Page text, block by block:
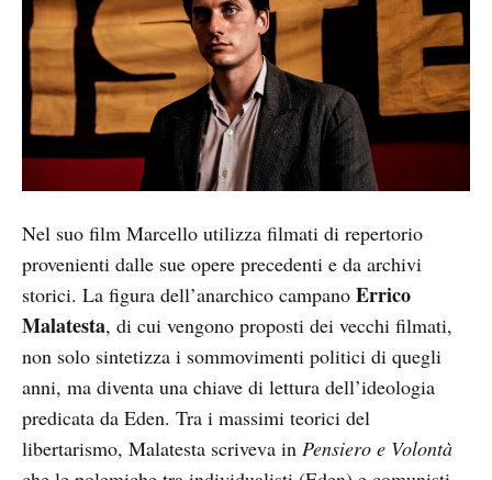
Nel suo film Marcello utilizza filmati di repertorio
provenienti dalle sue opere precedenti e da archivi
storici. La figura dell’anarchico campano Errico
Malatesta, di cui vengono proposti dei vecchi filmati,
non solo sintetizza i sommovimenti politici di quegli
anni, ma diventa una chiave di lettura dell’ideologia
predicata da Eden. Tra i massimi teorici del
libertarismo, Malatesta scriveva in Pensiero e Volontà